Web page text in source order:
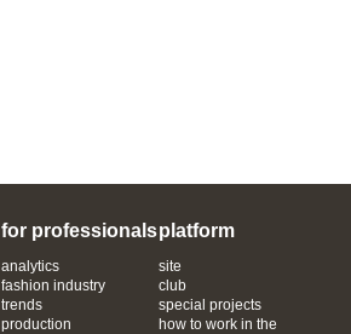
for professionals
analytics
fashion industry
trends
production
platform
site
club
special projects
how to work in the